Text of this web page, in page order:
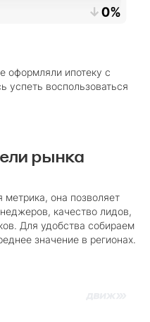
оформляли ипотеку с
успеть воспользоваться
рынка
она позволяет
качество лидов,
Для удобства собираем
значение в регионах.